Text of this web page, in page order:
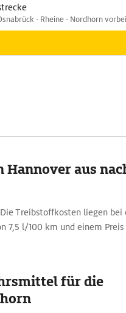
- Rheine - Nordhorn
aus
Treibstoffkosten liegen bei
7,5 l/100 km und einem Preis
für die